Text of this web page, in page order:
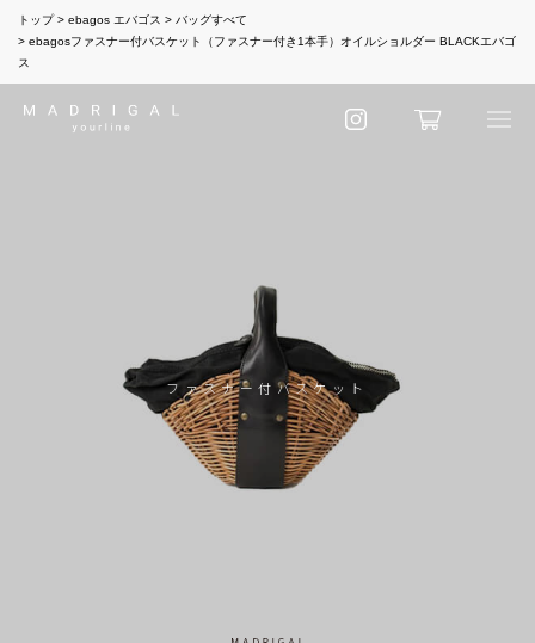
トップ ebagos エバゴス
バッグすべて
ebagosファスナー付バスケット（ファスナー付き1本手）オイルショルダー BLACKエバゴ
ス
ファスナー付バスケット